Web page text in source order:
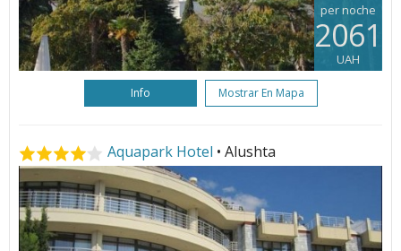
per noche
2061
UAH
Info Mostrar En Mapa
Aquapark Hotel • Alushta